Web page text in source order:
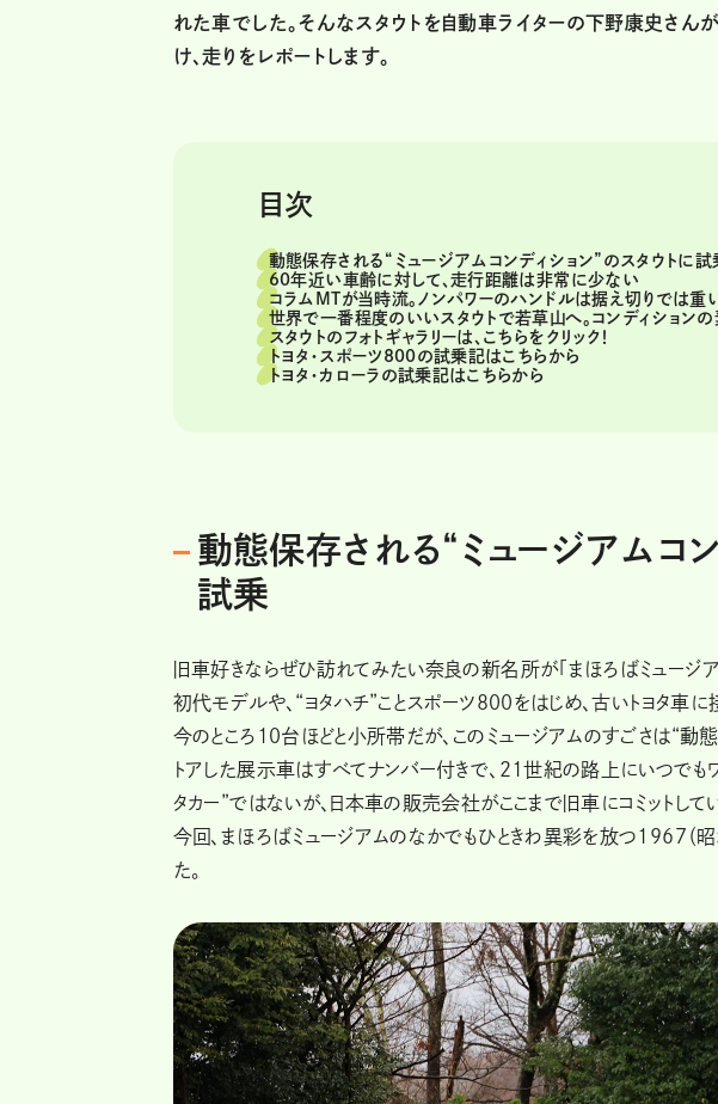
れた車でした。そんなスタウトを自動車ライターの下野康史さん
け、走りをレポートします。
目次
動態保存される“ミュージアムコンディション”のスタウトに試
60年近い車齢に対して、走行距離は非常に少ない
コラムMTが当時流。ノンパワーのハンドルは据え切りでは重
世界で一番程度のいいスタウトで若草山へ。コンディション
スタウトのフォトギャラリーは、こちらをクリック！
トヨタ・スポーツ800の試乗記はこちらから
トヨタ・カローラの試乗記はこちらから
動態保存される“ミュージアムコ
試乗
旧車好きならぜひ訪れてみたい奈良の新名所が「まほろばミュージア
初代モデルや、“ヨタハチ”ことスポーツ800をはじめ、古いトヨタ車
今のところ10台ほどと小所帯だが、このミュージアムのすごさは“動態
トアした展示車はすべてナンバー付きで、21世紀の路上にいつでも
タカー”ではないが、日本車の販売会社がここまで旧車にコミットして
今回、まほろばミュージアムのなかでもひときわ異彩を放つ1967（
た。